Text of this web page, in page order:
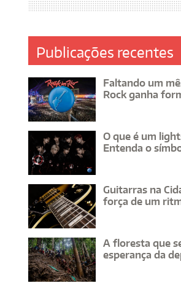
Publicações recentes
Faltando um
Rock ganha
O que é um
Entenda o
Guitarras na
força de um
A floresta que
esperança da